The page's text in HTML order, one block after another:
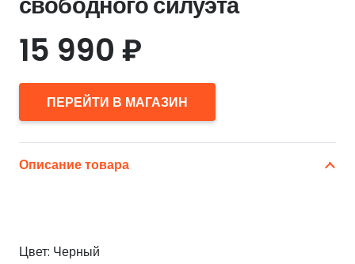
15 990 ₽
ПЕРЕЙТИ В МАГАЗИН
Описание товара
Цвет: Черный